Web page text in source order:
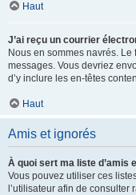
Haut
J’ai reçu un courrier
Nous en sommes navrés.
messages. Vous devriez
d’y inclure les en-têtes
Haut
Amis et ignorés
À quoi sert ma liste d’amis
Vous pouvez utiliser ces
l’utilisateur afin de